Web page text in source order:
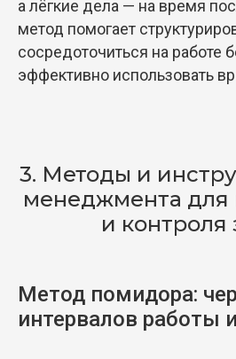
а лёгкие дела — на время
метод помогает
сосредоточиться на работе
эффективно использовать
3. Методы и
менеджмента для
и контроля
Метод помидора:
интервалов работы